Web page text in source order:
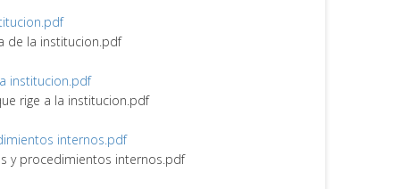
de la institucion.pdf
institucion.pdf
rige a la institucion.pdf
internos.pdf
y procedimientos internos.pdf